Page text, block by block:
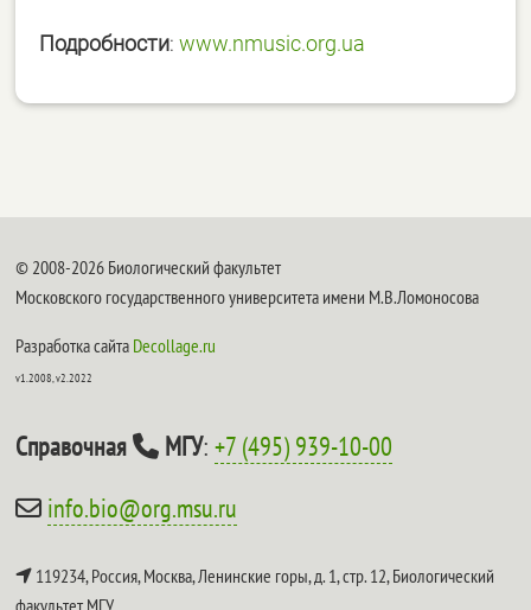
Подробности:www.nmusic.org.ua
© 2008-2026 Биологический факультет
Московского государственного университета имени М.В.Ломоносова
Разработка сайта Decollage.ru
v1.2008, v2.2022
Справочная МГУ:+7 (495) 939-10-00
info.bio@org.msu.ru
119234, Россия, Москва, Ленинские горы, д. 1, стр. 12,Биологический
факультет МГУ